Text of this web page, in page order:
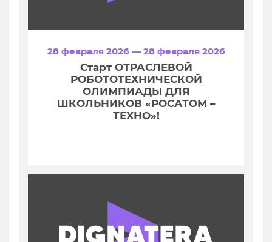
28 февраля 2026 — 28 февраля 2026
Старт ОТРАСЛЕВОЙ
РОБОТОТЕХНИЧЕСКОЙ
ОЛИМПИАДЫ ДЛЯ
ШКОЛЬНИКОВ «РОСАТОМ –
ТЕХНО»!